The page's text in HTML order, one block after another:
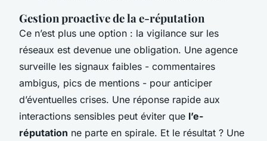
Gestion proactive de la e-réputation
Ce n’est plus une option : la vigilance sur les
réseaux est devenue une obligation. Une agence
surveille les signaux faibles - commentaires
ambigus, pics de mentions - pour anticiper
d’éventuelles crises. Une réponse rapide aux
interactions sensibles peut éviter que l’e-
réputation ne parte en spirale. Et le résultat ? Une